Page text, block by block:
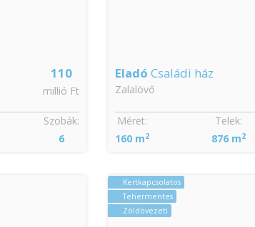
110
millió Ft
Szobák:
6
Eladó Családi ház
Zalalövő
Méret:
160 m2
Telek:
876 m2
Kertkapcsolatos
Tehermentes
Zöldövezeti